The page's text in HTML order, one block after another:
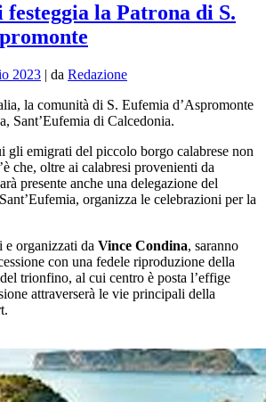
la Patrona di S.
2023 | da Redazione
la comunità di S. Eufemia d’Aspromonte
Sant’Eufemia di Calcedonia.
gli emigrati del piccolo borgo calabrese non
che, oltre ai calabresi provenienti da
presente anche una delegazione del
organizza le celebrazioni per la
organizzati da Vince Condina, saranno
con una fedele riproduzione della
trionfino, al cui centro è posta l’effige
attraverserà le vie principali della